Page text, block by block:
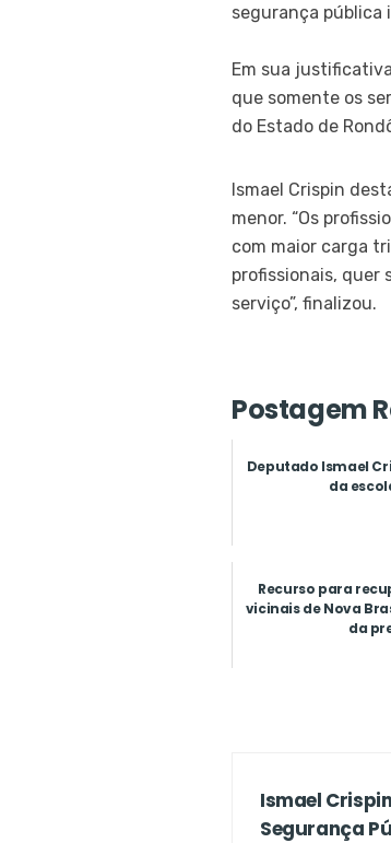
segurança pública
Em sua
que somente os
do Estado de
Ismael Crispin
menor. “Os
com maior carga
profissionais, quer
serviço”, finalizou.
Postagem
Deputado Ismael
da
Recurso para
vicinais de Nova
da
Ismael
Segurança